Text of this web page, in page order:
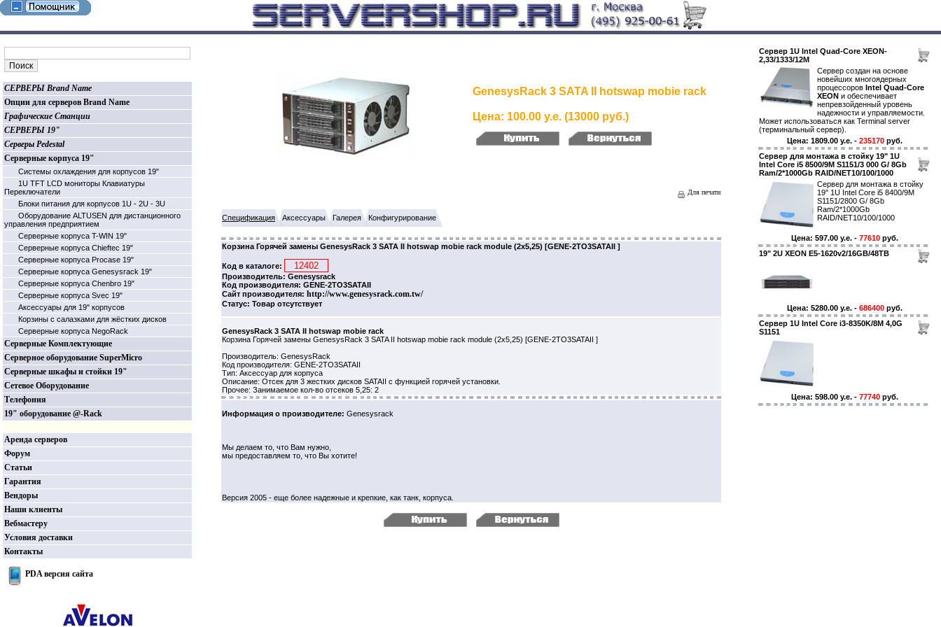
СЕРВЕРЫ Brand Name
Опции для серверов Brand Name
Графические Станции
СЕРВЕРЫ 19"
Серверы Pedestal
Серверные корпуса 19"
Системы охлаждения для корпусов 19"
1U TFT LCD мониторы Клавиатуры
Переключатели
Блоки питания для корпусов 1U - 2U - 3U
Оборудование ALTUSEN для дистанционного
управления предприятием
Серверные корпуса T-WIN 19"
Серверные корпуса Chieftec 19"
Серверные корпуса Procase 19"
Серверные корпуса Genesysrack 19"
Серверные корпуса Сhenbro 19"
Серверные корпуса Svec 19"
Аксессуары для 19" корпусов
Корзины c салазками для жёстких дисков
Серверные корпуса NegoRack
Серверные Комплектующие
Серверное оборудование SuperMicro
Серверные шкафы и стойки 19"
Сетевое Оборудование
Телефония
19" оборудование @-Rack
Аренда серверов
Форум
Статьи
Гарантия
Вендоры
Наши клиенты
Вебмастеру
Условия доставки
Контакты
PDA версия сайта
GenesysRack 3 SATA II hotswap mobie rack
Цена: 100.00 у.е. (13000 руб.)
Для печати
Спецификация Аксессуары Галерея Конфигурирование
Корзина Горячей замены GenesysRack 3 SATA II hotswap mobie rack module (2x5,25) [GENE-2TO3SATAII ]
Код в каталоге:
Производитель: Genesysrack
Код производителя: GENE-2TO3SATAII
Сайт производителя: http://www.genesysrack.com.tw/
Статус: Товар отсутствует
GenesysRack 3 SATA II hotswap mobie rack
Корзина Горячей замены GenesysRack 3 SATA II hotswap mobie rack module (2x5,25) [GENE-2TO3SATAII ]
Производитель: GenesysRack
Код производителя: GENE-2TO3SATAII
Тип: Аксессуар для корпуса
Описание: Отсек для 3 жестких дисков SATAII с функцией горячей установки.
Прочее: Занимаемое кол-во отcеков 5,25: 2
Информация о производителе: Genesysrack
Мы делаем то, что Вам нужно,
мы предоставляем то, что Вы хотите!
Версия 2005 - еще более надежные и крепкие, как танк, корпуса.
Сервер 1U Intel Quad-Core XEON-
2,33/1333/12M
Сервер создан на основе
новейших многоядерных
процессоров Intel Quad-Core
XEON и обеспечивает
непревзойденный уровень
надежности и управляемости.
Может использоваться как Terminal server
(терминальный сервер).
Цена: 1809.00 y.e. - 235170руб.
Сервер для монтажа в стойку 19" 1U
Intel Core i5 8500/9M S1151/3 000 G/ 8Gb
Ram/2*1000Gb RAID/NET10/100/1000
Сервер для монтажа в стойку
19" 1U Intel Core i5 8400/9M
S1151/2800 G/ 8Gb
Ram/2*1000Gb
RAID/NET10/100/1000
Цена: 597.00 y.e. - 77610руб.
19" 2U XEON E5-1620v2/16GB/48TB
Цена: 5280.00 y.e. - 686400руб.
Сервер 1U Intel Core i3-8350K/8M 4,0G
S1151
Цена: 598.00 y.e. - 77740руб.